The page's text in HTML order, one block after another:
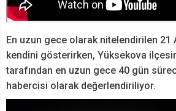
En uzun gece olarak nitelendirilen 21
kendini gösterirken, Yüksekova
tarafından en uzun gece 40 gün
habercisi olarak değerlendiriliyor.